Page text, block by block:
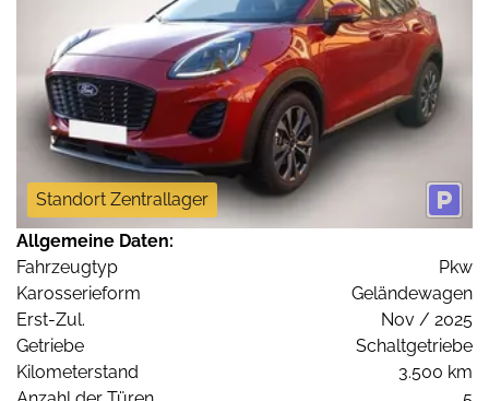
Standort Zentrallager
Allgemeine Daten:
Fahrzeugtyp
Pkw
Karosserieform
Geländewagen
Erst-Zul.
Nov / 2025
Getriebe
Schaltgetriebe
Kilometerstand
3.500 km